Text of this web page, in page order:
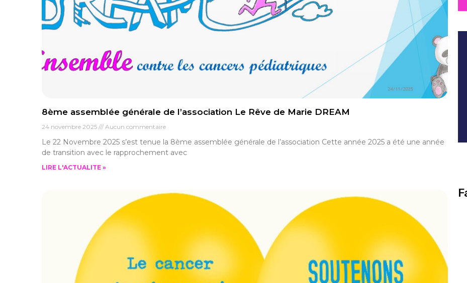
8ème assemblée générale de l’association Le Rêve de Marie DREAM
24 novembre 2025 Aucun commentaire
Le 22 Novembre 2025 s’est tenue la 8ème assemblée générale de l’association Cette année 2025 a été une année
de transition avec le rapprochement avec
LIRE L'ACTUALITE »